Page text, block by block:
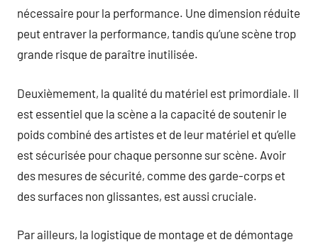
nécessaire pour la performance. Une dimension réduite
peut entraver la performance, tandis qu’une scène trop
grande risque de paraître inutilisée.
Deuxièmement, la qualité du matériel est primordiale. Il
est essentiel que la scène a la capacité de soutenir le
poids combiné des artistes et de leur matériel et qu’elle
est sécurisée pour chaque personne sur scène. Avoir
des mesures de sécurité, comme des garde-corps et
des surfaces non glissantes, est aussi cruciale.
Par ailleurs, la logistique de montage et de démontage